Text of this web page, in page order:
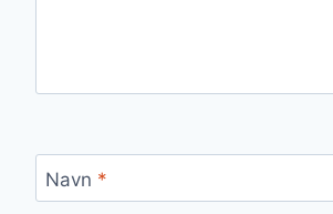
Navn *